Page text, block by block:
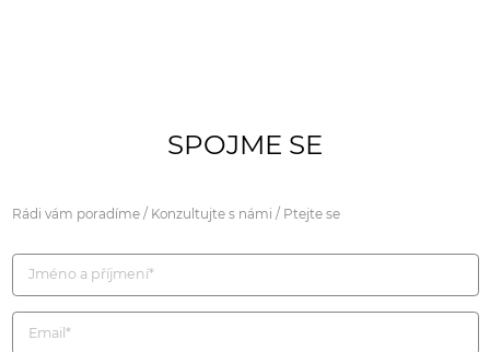
SPOJME SE
Rádi vám poradíme / Konzultujte s námi / Ptejte se